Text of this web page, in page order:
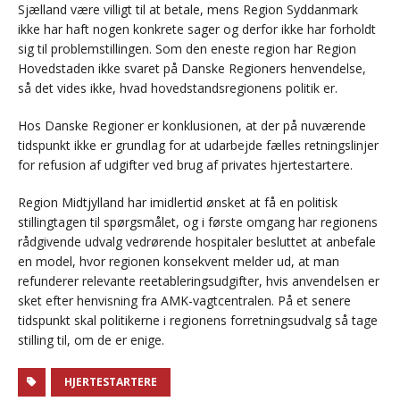
Sjælland være villigt til at betale, mens Region Syddanmark
ikke har haft nogen konkrete sager og derfor ikke har forholdt
sig til problemstillingen. Som den eneste region har Region
Hovedstaden ikke svaret på Danske Regioners henvendelse,
så det vides ikke, hvad hovedstandsregionens politik er.
Hos Danske Regioner er konklusionen, at der på nuværende
tidspunkt ikke er grundlag for at udarbejde fælles retningslinjer
for refusion af udgifter ved brug af privates hjertestartere.
Region Midtjylland har imidlertid ønsket at få en politisk
stillingtagen til spørgsmålet, og i første omgang har regionens
rådgivende udvalg vedrørende hospitaler besluttet at anbefale
en model, hvor regionen konsekvent melder ud, at man
refunderer relevante reetableringsudgifter, hvis anvendelsen er
sket efter henvisning fra AMK-vagtcentralen. På et senere
tidspunkt skal politikerne i regionens forretningsudvalg så tage
stilling til, om de er enige.
HJERTESTARTERE